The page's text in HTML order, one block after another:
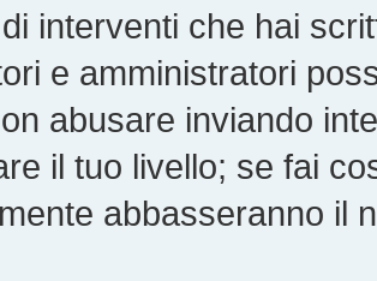
interventi che hai
e amministratori
abusare inviando
il tuo livello; se fai
abbasseranno il